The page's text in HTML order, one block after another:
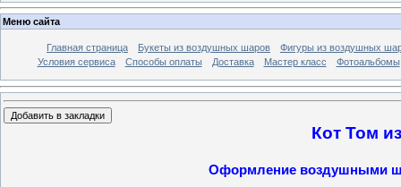
Меню сайта
Главная страница Букеты из воздушных шаров
Фигуры из воздушных
Условия сервиса
Способы оплаты Доставка Мастер класс Фотоальбомы
Кот Том
Оформление воздушными